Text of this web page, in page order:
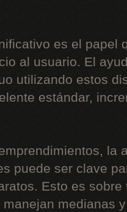
es el papel
al usuario. El
utilizando estos
estándar,
la
puede ser clave
Esto es
medianas